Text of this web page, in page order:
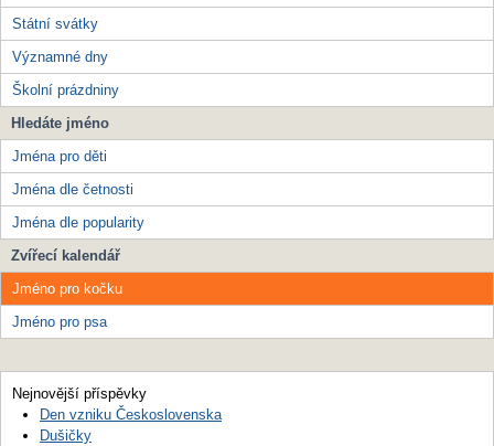
Státní svátky
Významné dny
Školní prázdniny
Hledáte jméno
Jména pro děti
Jména dle četnosti
Jména dle popularity
Zvířecí kalendář
Jméno pro kočku
Jméno pro psa
Nejnovější příspěvky
Den vzniku Československa
Dušičky